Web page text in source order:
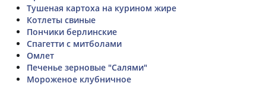
Тушеная картоха на курином жире
Котлеты свиные
Пончики берлинские
Спагетти с митболами
Омлет
Печенье зерновые "Салями"
Мороженое клубничное